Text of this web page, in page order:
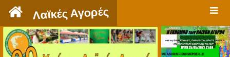
Λαϊκές Αγορές